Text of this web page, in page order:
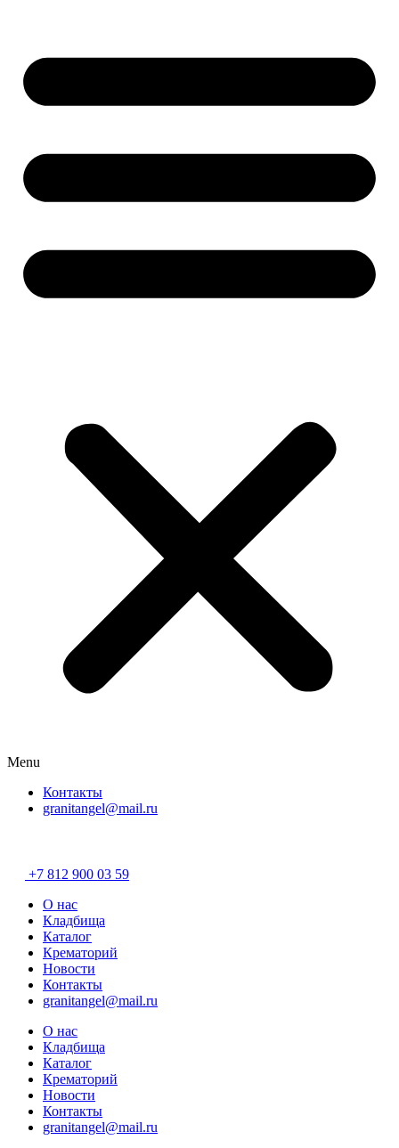
Menu
Контакты
granitangel@mail.ru
+7 812 900 03 59
О нас
Кладбища
Каталог
Крематорий
Новости
Контакты
granitangel@mail.ru
О нас
Кладбища
Каталог
Крематорий
Новости
Контакты
granitangel@mail.ru